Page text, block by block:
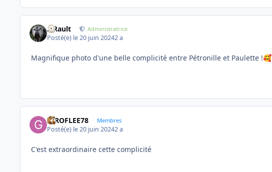
S.Rault Administratrice
Posté(e) le 20 juin 20242 a
Magnifique photo d'une belle complicité entre Pétronille et Paulette !🥰
GIROFLEE78 Membres
Posté(e) le 20 juin 20242 a
C'est extraordinaire cette complicité